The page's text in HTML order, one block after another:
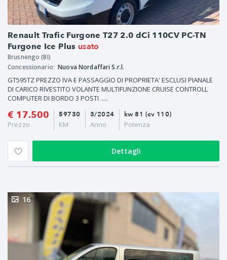
Renault Trafic Furgone T27 2.0 dCi 110CV PC-TN
Furgone Ice Plus usato
Brusnengo (BI)
Concessionario: Nuova Nordaffari S.r.l.
GT595TZ PREZZO IVA E PASSAGGIO DI PROPRIETA' ESCLUSI PIANALE
DI CARICO RIVESTITO VOLANTE MULTIFUNZIONE CRUISE CONTROLL
COMPUTER DI BORDO 3 POSTI .....
€ 17.500
Prezzo
3/2024
Anno
59730
KM
kw 81 (cv 110)
Potenza
Dettagli
16